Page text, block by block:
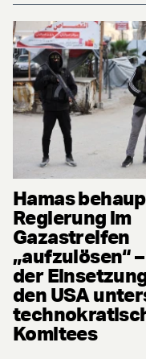
Hamas
Regierung im
Gazastreifen
„aufzulösen“
der
den USA
Komitees